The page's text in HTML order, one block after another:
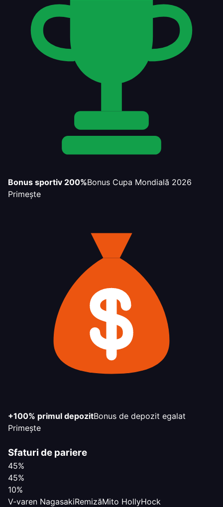
Bonus sportiv 200%Bonus Cupa Mondială 2026
Primește
+100% primul depozitBonus de depozit egalat
Primește
Sfaturi de pariere
45%
45%
10%
V-varen NagasakiRemizăMito HollyHock